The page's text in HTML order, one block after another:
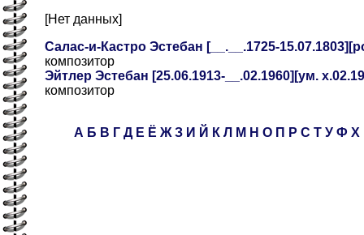
[Нет данных]
Салас-и-Кастро Эстебан [__.__.1725-
композитор
Эйтлер Эстебан [25.06.1913-__.02.1960][ум.
композитор
А Б В Г Д Е Ё Ж З И Й К Л М Н О П Р С Т У Ф Х